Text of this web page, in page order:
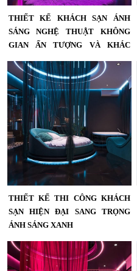
THIẾT KẾ KHÁCH SẠN ÁNH
SÁNG NGHỆ THUẬT KHÔNG
GIAN ẤN TƯỢNG VÀ KHÁC
Thiết kế khách sạn ánh sáng nghệ
thuật Không giaN ấn tượng và khác
biệt...
THIẾT KẾ THI CÔNG KHÁCH
SẠN HIỆN ĐẠI SANG TRỌNG
ÁNH SÁNG XANH
Thiết Kế Thi Công Khách Sạn Hiện
Đại Sang Trọng Ánh Sáng Xanh |
Dự Án KTV Group...